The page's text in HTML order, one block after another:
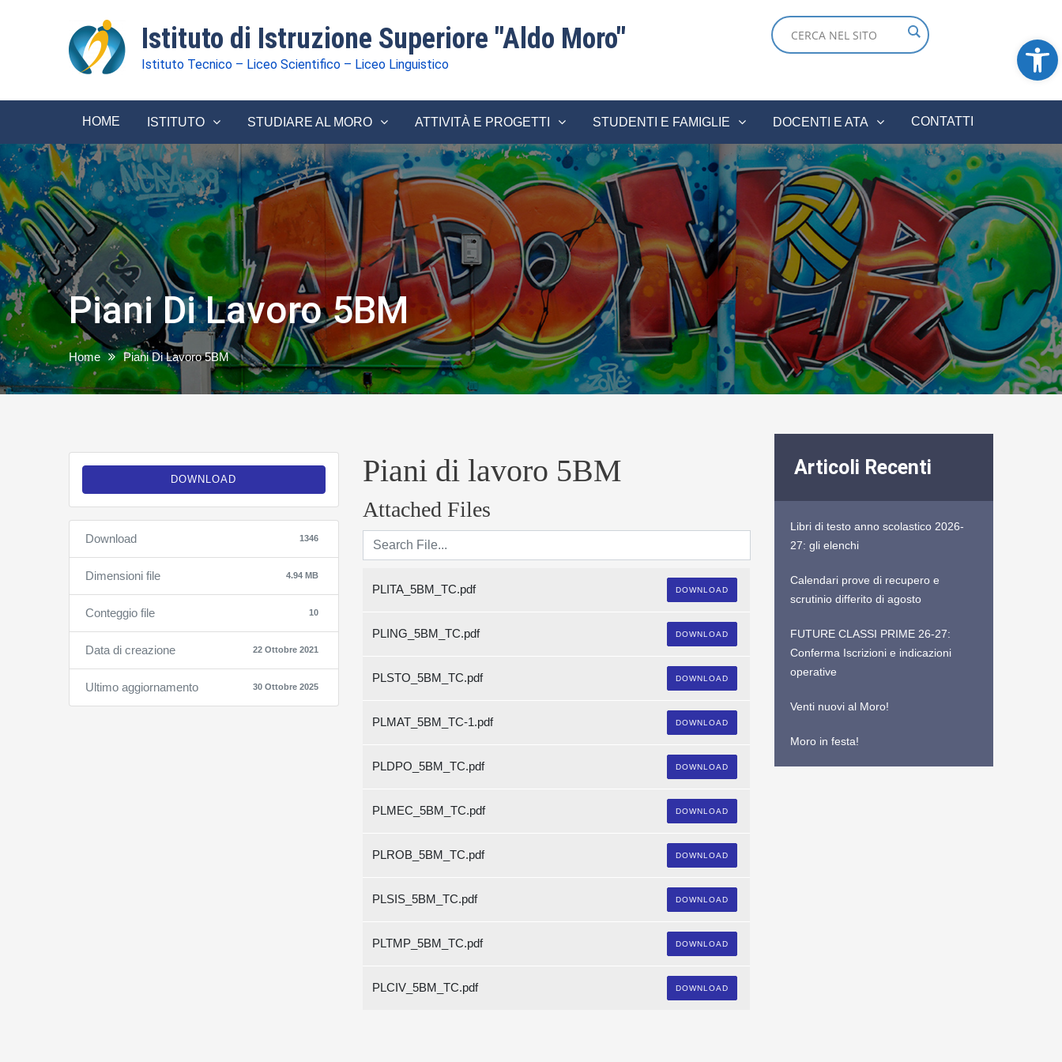
Istituto di Istruzione Superiore "Aldo Moro"
Istituto Tecnico – Liceo Scientifico – Liceo Linguistico
HOME ISTITUTO STUDIARE AL MORO ATTIVITÀ E PROGETTI STUDENTI E FAMIGLIE DOCENTI E ATA CONTATTI
Piani Di Lavoro 5BM
Home Piani Di Lavoro 5BM
DOWNLOAD
Download 1346
Dimensioni file 4.94 MB
Conteggio file 10
Data di creazione 22 Ottobre 2021
Ultimo aggiornamento 30 Ottobre 2025
Piani di lavoro 5BM
Attached Files
PLITA_5BM_TC.pdf DOWNLOAD
PLING_5BM_TC.pdf DOWNLOAD
PLSTO_5BM_TC.pdf DOWNLOAD
PLMAT_5BM_TC-1.pdf DOWNLOAD
PLDPO_5BM_TC.pdf DOWNLOAD
PLMEC_5BM_TC.pdf DOWNLOAD
PLROB_5BM_TC.pdf DOWNLOAD
PLSIS_5BM_TC.pdf DOWNLOAD
PLTMP_5BM_TC.pdf DOWNLOAD
PLCIV_5BM_TC.pdf DOWNLOAD
Articoli Recenti
Libri di testo anno scolastico 2026-
27: gli elenchi
Calendari prove di recupero e
scrutinio differito di agosto
FUTURE CLASSI PRIME 26-27:
Conferma Iscrizioni e indicazioni
operative
Venti nuovi al Moro!
Moro in festa!